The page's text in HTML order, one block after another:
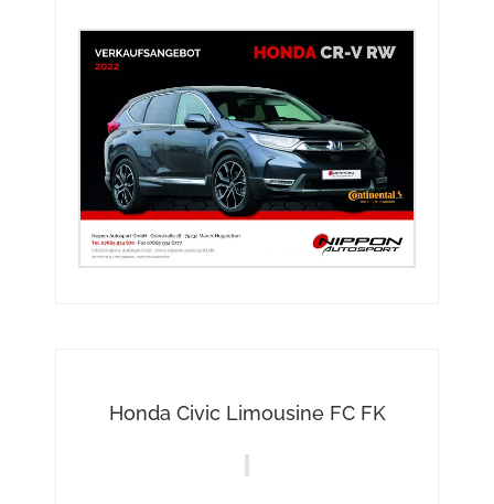
Honda Civic Limousine FC FK